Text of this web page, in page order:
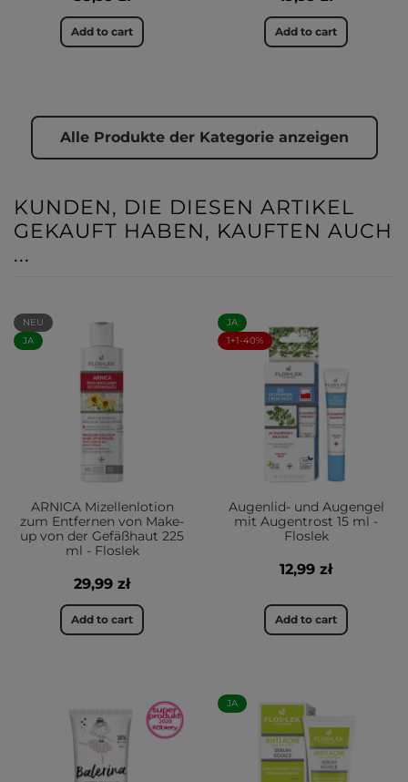
Add to cart Add to cart
Alle Produkte der Kategorie anzeigen
KUNDEN, DIE DIESEN ARTIKEL
GEKAUFT HABEN, KAUFTEN AUCH
...
NEU
JA
ARNICA Mizellenlotion
zum Entfernen von Make-
up von der Gefäßhaut 225
ml - Floslek
29,99 zł
Add to cart
JA
1+1-40%
Augenlid- und Augengel
mit Augentrost 15 ml -
Floslek
12,99 zł
Add to cart
JA